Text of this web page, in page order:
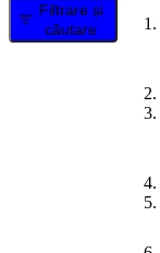
Filtrare și
căutare